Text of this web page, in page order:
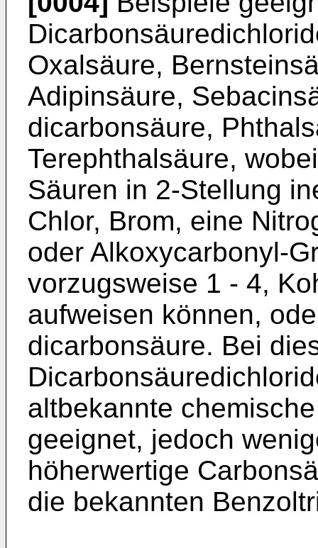
Oxalsäure,
Adipinsäure,
dicarbonsäure,
Terephthalsäure,
Säuren in 2-Stellung
Chlor, Brom, eine
oder Alkoxycarbonyl-
vorzugsweise 1 - 4,
aufweisen können,
dicarbonsäure. Bei
altbekannte
geeignet, jedoch
höherwertige
die bekannten